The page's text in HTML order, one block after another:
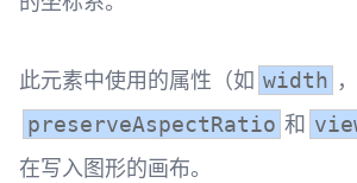
此元素中使用的属性（如 width ，
preserveAspectRatio 和
在写入图形的画布。